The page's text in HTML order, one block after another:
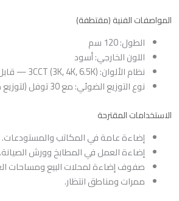
المواصفات الفنية (مقتطفة)
الطول: 120 سم
اللون الخارجي: أسود
نظام الألوان: 3CCT (3K, 4K, 6.5K) — قابل للتغيير
نوع التوزيع الضوئي: مع 30 توفل (لتوزيع متجانس وتقليل الوهج)
الاستخدامات المقترحة
إضاءة عامة في المكاتب والمستودعات.
إضاءة العمل في المطابخ وورش الصيانة.
صفوف إضاءة لمحلات البيع ومساحات
ممرات ومناطق انتظار.